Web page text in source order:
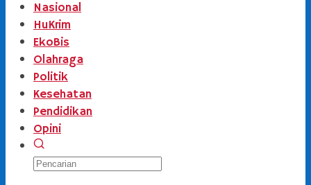
Nasional
HuKrim
EkoBis
Olahraga
Politik
Kesehatan
Pendidikan
Opini